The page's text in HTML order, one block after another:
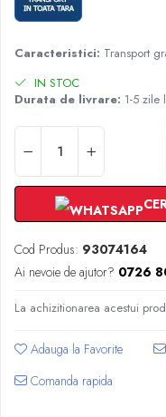
Radiatoare Otel Vogel&Noot
Radiatoare de Baie Purmo
Automatizare Termostate
Detectoare
Termostate centrala ambient
Detectoare de gaz si
Automatizari centrala termica
Stabilizatoare de tensiune
Panouri solare apa calda
Accesorii panouri solare
Panouri solare nepresurizate
Automatizari panouri solare
Teava flexibila inox si fitinguri
solare
Caracteristici: Transport
IN STOC
Durata de livrare: 1-5 zile
Cod Produs: 93074164
Ai nevoie de ajutor? 0726
La achizitionarea acestui
Adauga la Favorite
Comanda rapida